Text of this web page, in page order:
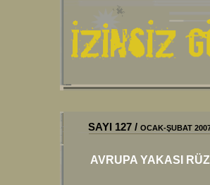
SAYI 127 / OCAK-ŞUBAT 200
AVRUPA YAKASI